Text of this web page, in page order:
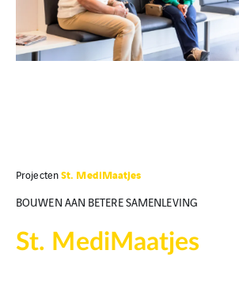
ProjectenSt. MediMaatjes
BOUWEN AAN BETERE SAMENLEVING
St. MediMaatjes